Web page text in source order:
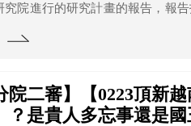
究院進行的研究計畫的報告，報
不滿，檢辯雙方激烈攻防，最後
院二審】【0223頂新
？是貴人多忘事還是